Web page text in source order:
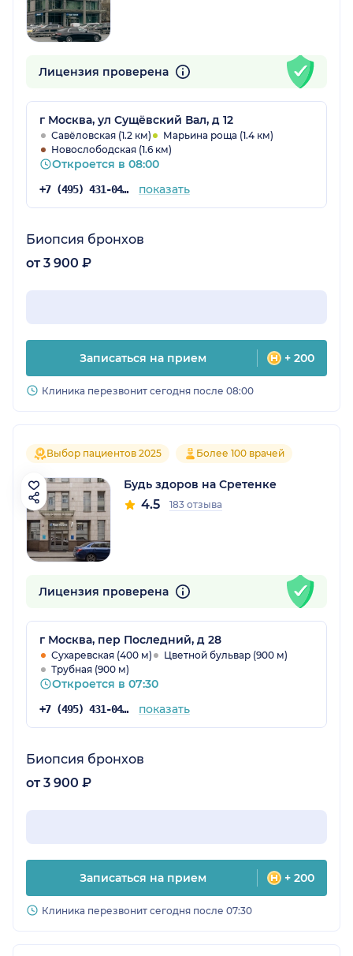
Лицензия проверена
г Москва, ул Сущёвский Вал, д 12
Савёловская (1.2 км)
Марьина роща (1.4 км)
Новослободская (1.6 км)
Откроется в 08:00
+7 (495) 431-04-73 показать
Биопсия бронхов
от 3 900 ₽
Записаться на прием + 200
Клиника перезвонит сегодня после 08:00
Выбор пациентов 2025 Более 100 врачей
Будь здоров на Сретенке
4.5 183 отзыва
Лицензия проверена
г Москва, пер Последний, д 28
Сухаревская (400 м)
Цветной бульвар (900 м)
Трубная (900 м)
Откроется в 07:30
+7 (495) 431-04-73 показать
Биопсия бронхов
от 3 900 ₽
Записаться на прием + 200
Клиника перезвонит сегодня после 07:30